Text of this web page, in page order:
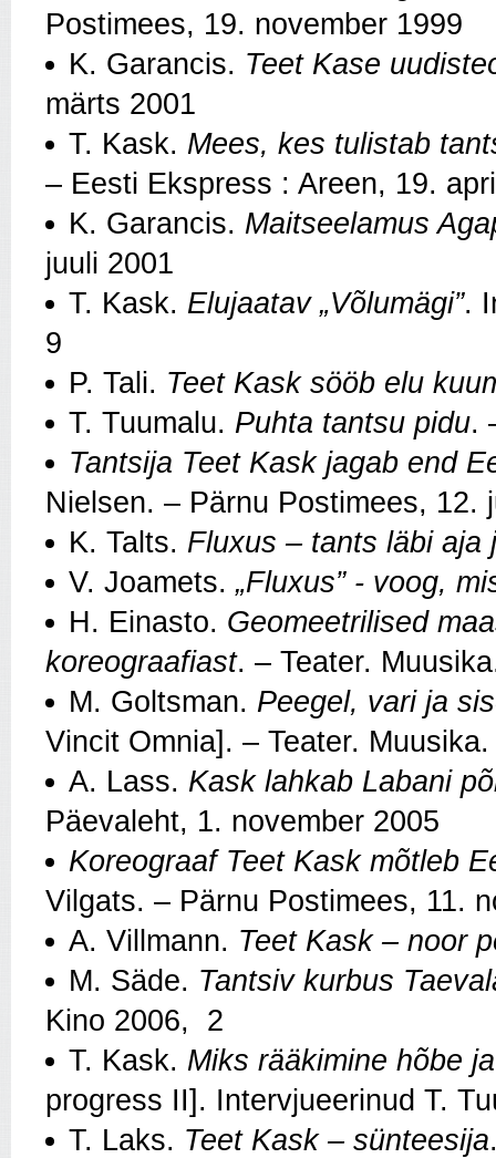
Postimees, 19. november 1999
K. Garancis. Teet Kase
märts 2001
T. Kask. Mees, kes tulistab
– Eesti Ekspress : Areen, 19.
K. Garancis. Maitseelamus
juuli 2001
T. Kask. Elujaatav „Võlumägi”.
9
P. Tali. Teet Kask sööb elu
T. Tuumalu. Puhta tantsu pidu.
Tantsija Teet Kask jagab end
Nielsen. – Pärnu Postimees, 12.
K. Talts. Fluxus – tants läbi aja
V. Joamets. „Fluxus” - voog,
H. Einasto. Geomeetrilised
koreograafiast. – Teater.
M. Goltsman. Peegel, vari ja
Vincit Omnia]. – Teater.
A. Lass. Kask lahkab Labani
Päevaleht, 1. november 2005
Koreograaf Teet Kask mõtleb
Vilgats. – Pärnu Postimees, 11.
A. Villmann. Teet Kask – noor
M. Säde. Tantsiv kurbus
Kino 2006, 2
T. Kask. Miks rääkimine hõbe
progress II]. Intervjueerinud T.
T. Laks. Teet Kask – sünteesija